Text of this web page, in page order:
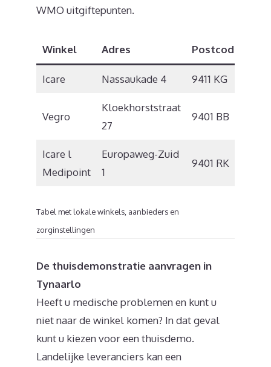
WMO uitgiftepunten.
Winkel Adres Postcode
Icare Nassaukade 4 9411 KG
Vegro
Kloekhorststraat
27
9401 BB
Icare l
Medipoint
Europaweg-Zuid
1
9401 RK
Tabel met lokale winkels, aanbieders en
zorginstellingen
De thuisdemonstratie aanvragen in
Tynaarlo
Heeft u medische problemen en kunt u
niet naar de winkel komen? In dat geval
kunt u kiezen voor een thuisdemo.
Landelijke leveranciers kan een